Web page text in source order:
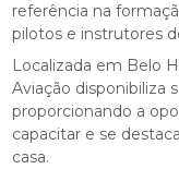
referência na
pilotos e instrutores
Localizada em Belo
Aviação disponibiliza
proporcionando a
capacitar e se
casa.